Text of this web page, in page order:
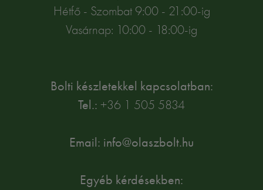
Hétfő - Szombat 9:00 - 21:00-ig
Vasárnap: 10:00 - 18:00-ig
Bolti készletekkel kapcsolatban:
Tel.: +36 1 505 5834
Email: info@olaszbolt.hu
Egyéb kérdésekben: